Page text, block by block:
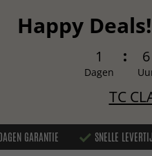
Happy
1
Dagen
6
TC
GARANTIE SNELLE